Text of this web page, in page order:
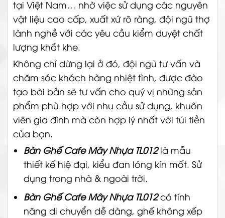
tại Việt Nam… nhờ việc sử dụng các nguyên
vật liệu cao cấp, xuất xứ rõ ràng, đội ngũ thợ
lành nghề với các yêu cầu kiểm duyệt chất
lượng khắt khe.
Không chỉ dừng lại ở đó, đội ngũ tư vấn và
chăm sóc khách hàng nhiệt tình, được đào
tạo bài bản sẽ tư vấn cho quý vị những sản
phẩm phù hợp với nhu cầu sử dụng, khuôn
viên gia đình mà còn hợp lý nhất với túi tiền
của bạn.
Bàn Ghế Cafe Mây Nhựa TL012là mẫu
thiết kế hiệ đại, kiểu đan lóng kín mốt. Sử
dụng trong nhà & ngoài trời.
Bàn Ghế Cafe Mây Nhựa TL012có tính
năng di chuyển dễ dàng, ghế không xếp